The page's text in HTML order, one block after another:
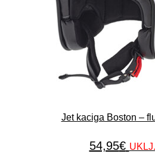
Jet kaciga Boston –
54,95€